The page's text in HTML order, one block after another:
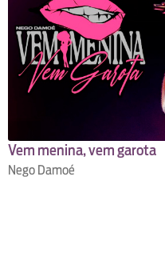
Vem menina, vem garota
Nego Damoé